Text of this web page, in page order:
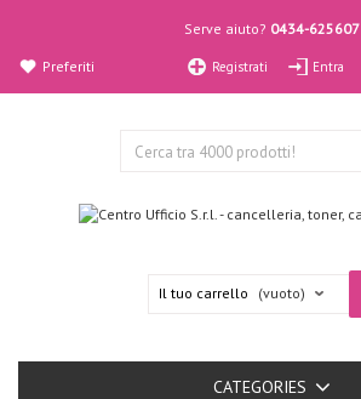
Serve aiuto? 0434-625607
Registrati Entra
Preferiti
Il tuo carrello (vuoto)
CATEGORIES